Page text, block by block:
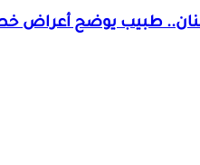
طبيب يوضح أعراض